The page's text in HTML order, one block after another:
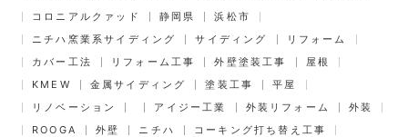
コロニアルクァッド
静岡県
浜松市
ニチハ窯業系サイディング
サイディング
リフォーム
カバー工法
リフォーム工事 外壁塗装工事
屋根
KMEW
金属サイディング 塗装工事
平屋
リノベーション
アイジー工業 外装リフォーム
外装
ROOGA
外壁 ニチハ
コーキング打ち替え工事